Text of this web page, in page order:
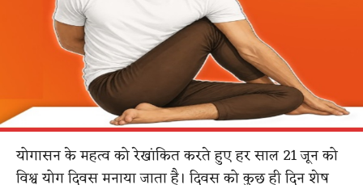
योगासन के महत्व को रेखांकित करते हुए हर साल 21 जून को
विश्व योग दिवस मनाया जाता है। दिवस को कुछ ही दिन शेष